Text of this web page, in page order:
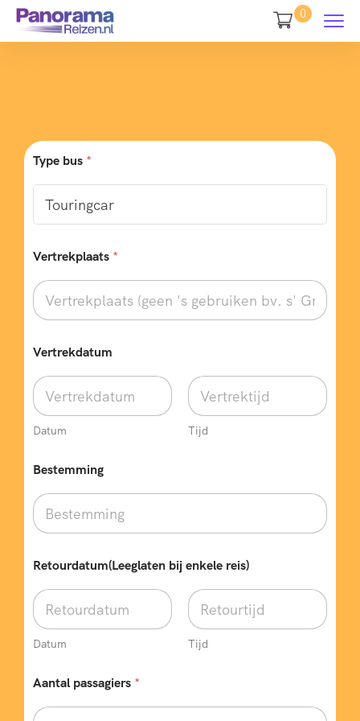
0
Type bus *
Vertrekplaats *
Vertrekdatum
Datum Tijd
Bestemming
Retourdatum(Leeglaten bij enkele reis)
Datum Tijd
y
e
Aantal passagiers *